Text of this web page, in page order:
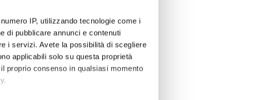
IP, utilizzando tecnologie come i
di pubblicare annunci e contenuti
i servizi. Avete la possibilità di scegliere
applicabili solo su questa proprietà
proprio consenso in qualsiasi momento